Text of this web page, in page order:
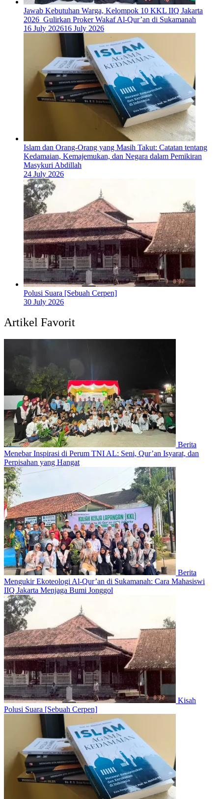
Jawab Kebutuhan Warga, Kelompok 10 KKL IIQ Jakarta
2026 Gulirkan Proker Wakaf Al-Qur’an di Sukamanah
16 July 202616 July 2026
Islam dan Orang-Orang yang Masih Takut: Catatan tentang
Kedamaian, Kemajemukan, dan Negara dalam Pemikiran
Masykuri Abdillah
24 July 2026
Polusi Suara [Sebuah Cerpen]
30 July 2026
Artikel Favorit
Berita
Menebar Inspirasi di Perum TNI AL: Seni, Qur’an Isyarat, dan
Perpisahan yang Hangat
Berita
Mengukir Ekoteologi Al-Qur’an di Sukamanah: Cara Mahasiswi
IIQ Jakarta Menjaga Bumi Jonggol
Kisah
Polusi Suara [Sebuah Cerpen]